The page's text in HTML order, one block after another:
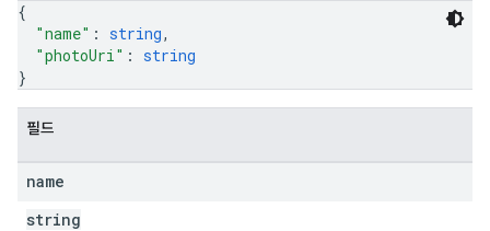
{
"name" : string,
"photoUri" : string
}
필드
name
string